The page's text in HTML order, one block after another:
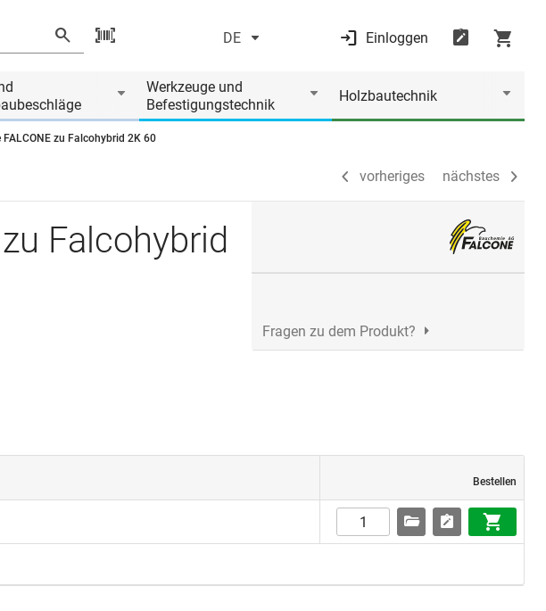
DE Einloggen
Werkzeuge und
Befestigungstechnik
Holzbautechnik
FALCONE zu Falcohybrid 2K 60
vorheriges nächstes
vorheriges nächstes
Falcohybrid
Fragen zu dem Produkt?
Bestellen